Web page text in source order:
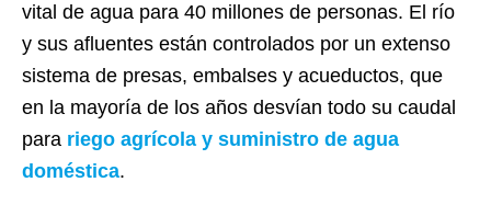
vital de agua para 40 millones de personas. El río
y sus afluentes están controlados por un extenso
sistema de presas, embalses y acueductos, que
en la mayoría de los años desvían todo su caudal
para riego agrícola y suministro de agua
doméstica.